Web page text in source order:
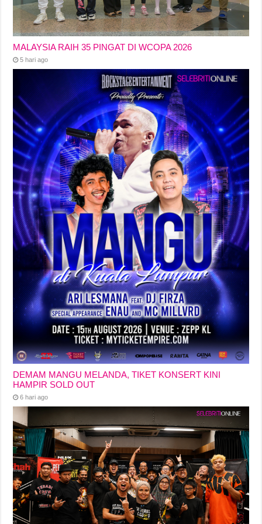
MALAYSIA RAIH 35 PINGAT DI WCOPA 2026
5 hari ago
DEMAM MANGU MELANDA, TIKET KONSERT KINI
HAMPIR SOLD OUT
6 hari ago